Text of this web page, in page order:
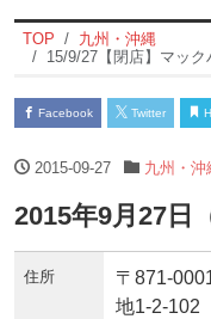
TOP
九州・沖縄
15/9/27【閉店】マッ
Facebook Twitter
2015-09-27 九州・沖
2015年9月27日
住所
〒871-
地1-2-102